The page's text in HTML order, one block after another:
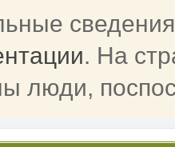
. На
люди,